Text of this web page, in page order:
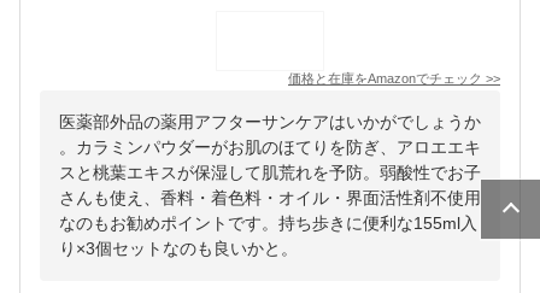
価格と在庫をAmazonでチェック >>
医薬部外品の薬用アフターサンケアはいかがでしょうか
。カラミンパウダーがお肌のほてりを防ぎ、アロエエキ
スと桃葉エキスが保湿して肌荒れを予防。弱酸性でお子
さんも使え、香料・着色料・オイル・界面活性剤不使用
なのもお勧めポイントです。持ち歩きに便利な155ml入
り×3個セットなのも良いかと。